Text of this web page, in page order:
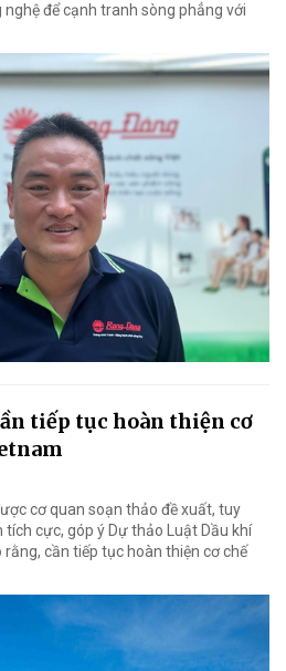
để cạnh tranh sòng phẳng với
tiếp tục hoàn thiện cơ
cơ quan soạn thảo đề xuất, tuy
cực, góp ý Dự thảo Luật Dầu khí
cần tiếp tục hoàn thiện cơ chế